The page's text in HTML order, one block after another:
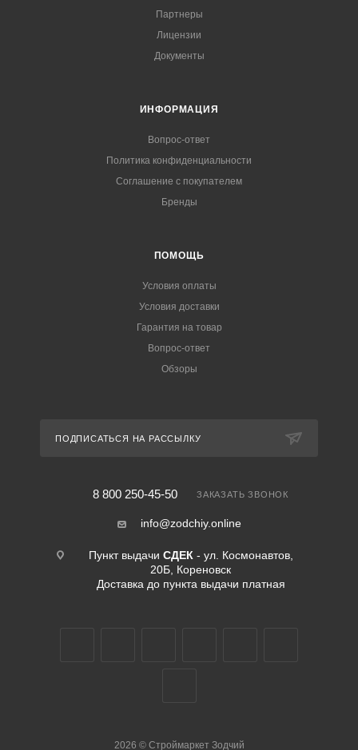
Партнеры
Лицензии
Документы
ИНФОРМАЦИЯ
Вопрос-ответ
Политика конфиденциальности
Соглашение с покупателем
Бренды
ПОМОЩЬ
Условия оплаты
Условия доставки
Гарантия на товар
Вопрос-ответ
Обзоры
ПОДПИСАТЬСЯ НА РАССЫЛКУ
8 800 250-45-50 ЗАКАЗАТЬ ЗВОНОК
info@zodchiy.online
Пункт выдачи СДЕК - ул. Космонавтов,
20Б, Кореновск
Доставка до пункта выдачи платная
2026 ©Строймаркет Зодчий